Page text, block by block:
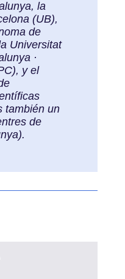
la
(UB),
de
Universitat
·
y el
también un
de